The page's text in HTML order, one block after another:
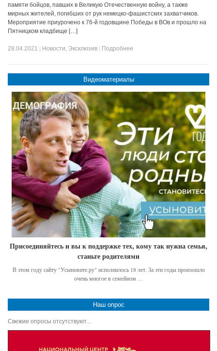
памяти бойцов, павших в Великую Отечественную войну, а также
мирных жителей, погибших от рук немецко-фашистских захватчиков.
Мероприятие приурочено к 76-й годовщине Победы в ВОв и прошло на
Пятницком кладбище […]
28.04.2021 Новости, Эксклюзив Подробнее
Видеоматериалы
Присоединяйтесь и вы к поддержке тех, кому так нужна семья,
станьте родителями
В этом году сайту "Усыновите.ру" исполнилось 18 лет. За эти годы произошло
очень многое в семейном …
Наш опрос
Свежие опросы отсутствуют...